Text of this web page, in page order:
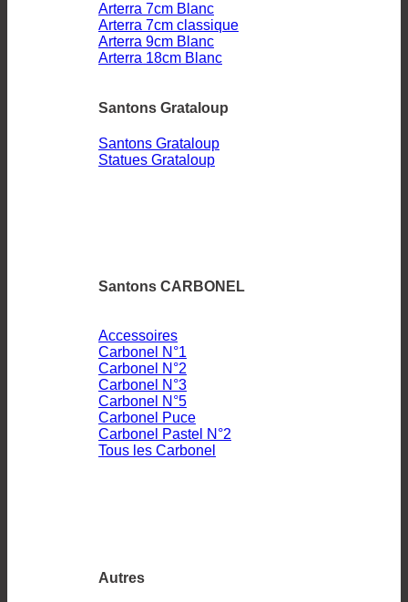
Arterra 7cm Blanc
Arterra 7cm classique
Arterra 9cm Blanc
Arterra 18cm Blanc
Santons Grataloup
Santons Grataloup
Statues Grataloup
Santons CARBONEL
Accessoires
Carbonel N°1
Carbonel N°2
Carbonel N°3
Carbonel N°5
Carbonel Puce
Carbonel Pastel N°2
Tous les Carbonel
Autres